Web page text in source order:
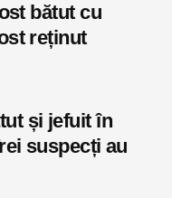
bătut cu
reținut
și jefuit în
suspecți au